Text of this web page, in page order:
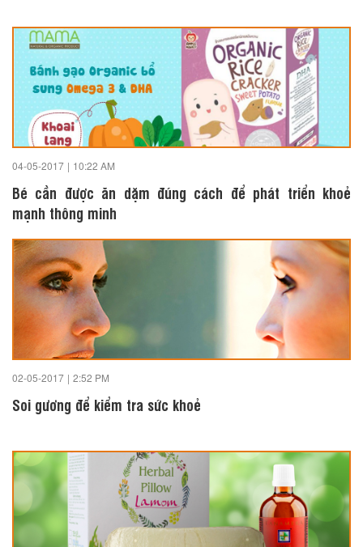
04-05-2017 | 10:22 AM
Bé cần được ăn dặm đúng cách để phát triển khoẻ
mạnh thông minh
02-05-2017 | 2:52 PM
Soi gương để kiểm tra sức khoẻ